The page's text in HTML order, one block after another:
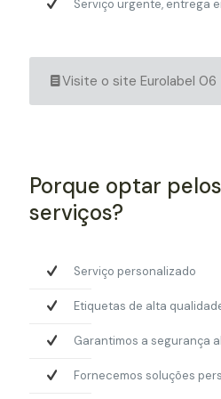
Serviço urgente, entrega
Visite o site Eurolabel 06
Porque optar
serviços?
Serviço personalizado
Etiquetas de alta
Garantimos a segurança
Fornecemos soluções